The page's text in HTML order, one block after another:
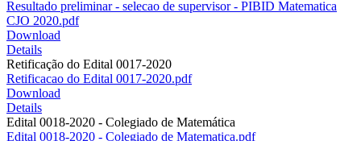
Resultado preliminar - selecao de supervisor - PIBID Matematica
CJO 2020.pdf
Download
Details
Retificação do Edital 0017-2020
Retificacao do Edital 0017-2020.pdf
Download
Details
Edital 0018-2020 - Colegiado de Matemática
Edital 0018-2020 - Colegiado de Matematica.pdf